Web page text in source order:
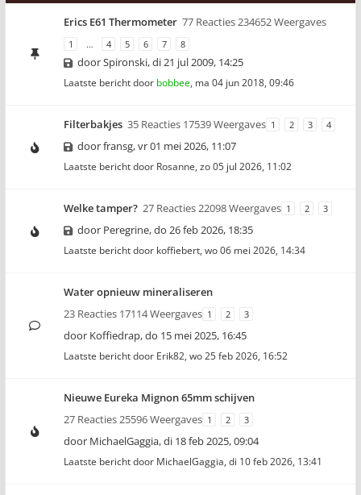
Erics E61 Thermometer 77 Reacties 234652 Weergaves
1 … 4 5 6 7 8
doorSpironski,di 21 jul 2009, 14:25
Laatste bericht door bobbee, ma 04 jun 2018, 09:46
Filterbakjes 35 Reacties 17539 Weergaves 1 2 3 4
doorfransg,vr 01 mei 2026, 11:07
Laatste bericht door Rosanne, zo 05 jul 2026, 11:02
Welke tamper? 27 Reacties 22098 Weergaves 1 2 3
door Peregrine,do 26 feb 2026, 18:35
Laatste bericht door koffiebert, wo 06 mei 2026, 14:34
Water opnieuw mineraliseren
23 Reacties 17114 Weergaves 1 2 3
door Koffiedrap,do 15 mei 2025, 16:45
Laatste bericht door Erik82, wo 25 feb 2026, 16:52
Nieuwe Eureka Mignon 65mm schijven
27 Reacties 25596 Weergaves 1 2 3
door MichaelGaggia,di 18 feb 2025, 09:04
Laatste bericht door MichaelGaggia, di 10 feb 2026, 13:41